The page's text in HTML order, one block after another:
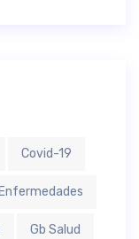
Covid-19
Enfermedades
Gb Salud